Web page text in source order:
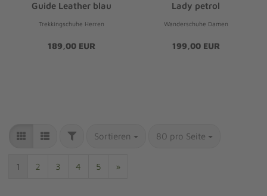
Guide Leather blau
Trekkingschuhe Herren
189,00 EUR
Lady petrol
Wanderschuhe Damen
199,00 EUR
Sortieren 80 pro Seite
1 2 3 4 5 »